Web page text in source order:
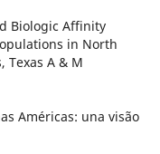
Biologic Affinity
in North
Texas A & M
Américas: una visão